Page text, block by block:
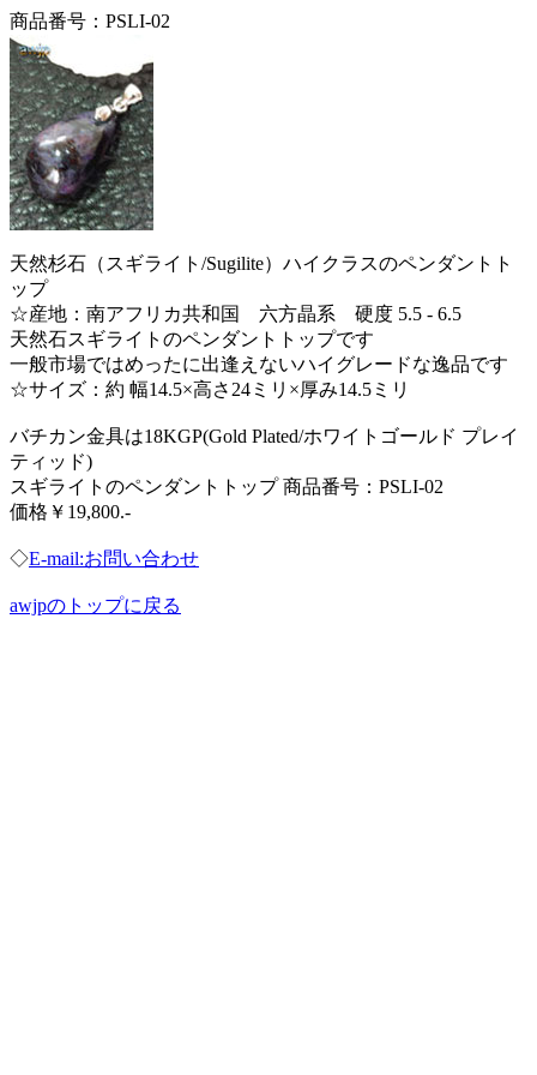
商品番号：PSLI-02
天然杉石（スギライト/Sugilite）ハイクラスのペンダントト
ップ
☆産地：南アフリカ共和国 六方晶系 硬度 5.5 - 6.5
天然石スギライトのペンダントトップです
一般市場ではめったに出逢えないハイグレードな逸品です
☆サイズ：約 幅14.5×高さ24ミリ×厚み14.5ミリ
バチカン金具は18KGP(Gold Plated/ホワイトゴールド プレイ
ティッド)
スギライトのペンダントトップ 商品番号：PSLI-02
価格￥19,800.-
◇E-mail:お問い合わせ
awjpのトップに戻る